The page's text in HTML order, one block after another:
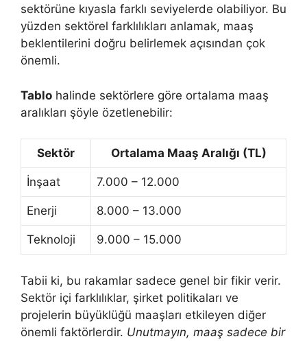
sektörüne kıyasla farklı seviyelerde olabiliyor. Bu
yüzden sektörel farklılıkları anlamak, maaş
beklentilerini doğru belirlemek açısından çok
önemli.
Tablo halinde sektörlere göre ortalama maaş
aralıkları şöyle özetlenebilir:
Sektör Ortalama Maaş Aralığı (TL)
İnşaat 7.000 – 12.000
Enerji 8.000 – 13.000
Teknoloji 9.000 – 15.000
Tabii ki, bu rakamlar sadece genel bir fikir verir.
Sektör içi farklılıklar, şirket politikaları ve
projelerin büyüklüğü maaşları etkileyen diğer
önemli faktörlerdir. Unutmayın, maaş sadece bir